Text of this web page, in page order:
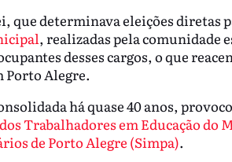
que determinava eleições diretas
, realizadas pela comunidade
desses cargos, o que
Porto Alegre.
há quase 40 anos,
Trabalhadores em Educação do
de Porto Alegre (Simpa).